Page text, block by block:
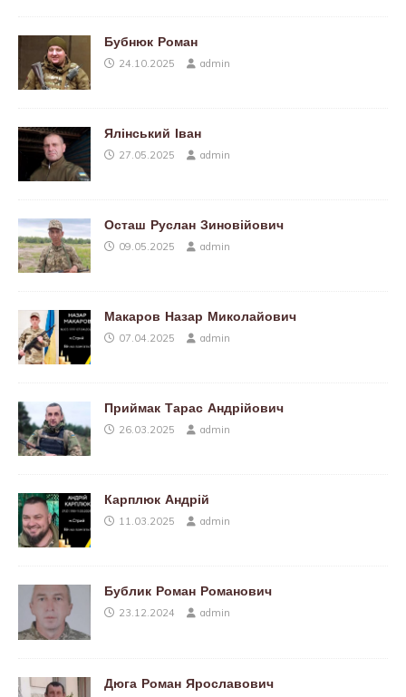
Бубнюк Роман
24.10.2025 admin
Ялінський Іван
27.05.2025 admin
Осташ Руслан Зиновійович
09.05.2025 admin
Макаров Назар Миколайович
07.04.2025 admin
Приймак Тарас Андрійович
26.03.2025 admin
Карплюк Андрій
11.03.2025 admin
Бублик Роман Романович
23.12.2024 admin
Дюга Роман Ярославович